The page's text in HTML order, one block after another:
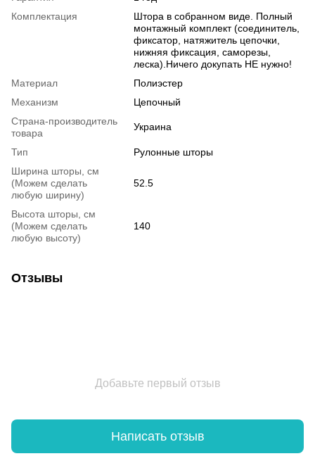
Комплектация
Штора в собранном виде. Полный
монтажный комплект (соединитель,
фиксатор, натяжитель цепочки,
нижняя фиксация, саморезы,
леска).Ничего докупать НЕ нужно!
Материал
Полиэстер
Механизм
Цепочный
Страна-производитель
товара
Украина
Тип
Рулонные шторы
Ширина шторы, см
(Можем сделать
любую ширину)
52.5
Высота шторы, см
(Можем сделать
любую высоту)
140
Отзывы
Добавьте первый отзыв
Написать отзыв